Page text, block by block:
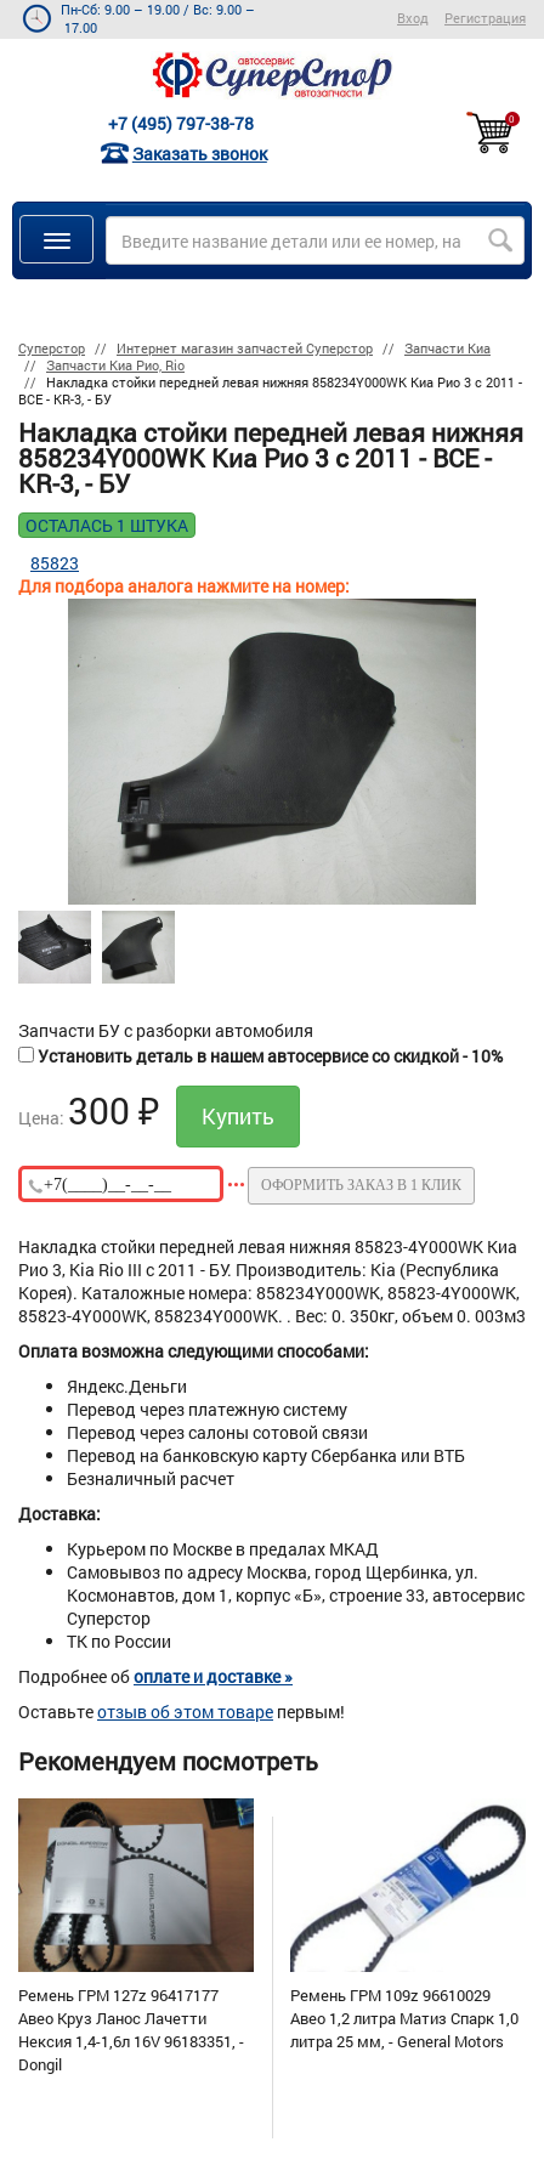
Пн-Сб: 9.00 – 19.00 / Вс: 9.00 –
17.00
Вход Регистрация
+7 (495) 797-38-78
Заказать звонок
0
Суперстор Интернет магазин запчастей Суперстор
Запчасти Киа
Запчасти Киа Рио, Rio
Накладка стойки передней левая нижняя 858234Y000WK Киа Рио 3 с 2011 -
ВСЕ - KR-3, - БУ
Накладка стойки передней левая нижняя
858234Y000WK Киа Рио 3 с 2011 - ВСЕ -
KR-3, - БУ
ОСТАЛАСЬ 1 ШТУКА
Для подбора аналога нажмите на номер:
85823
Запчасти БУ с разборки автомобиля
Установить деталь в нашем автосервисе со скидкой - 10%
Цена: 300 ₽
ОФОРМИТЬ ЗАКАЗ В 1 КЛИК
Накладка стойки передней левая нижняя 85823-4Y000WK Киа
Рио 3, Kia Rio III с 2011 - БУ. Производитель: Kia (Республика
Корея). Каталожные номера: 858234Y000WK, 85823-4Y000WK,
85823-4Y000WK, 858234Y000WK. . Вес: 0. 350кг, объем 0. 003м3
Оплата возможна следующими способами:
Яндекс.Деньги
Перевод через платежную систему
Перевод через салоны сотовой связи
Перевод на банковскую карту Сбербанка или ВТБ
Безналичный расчет
Доставка:
Курьером по Москве в предалах МКАД
Самовывоз по адресу Москва, город Щербинка, ул.
Космонавтов, дом 1, корпус «Б», строение 33, автосервис
Суперстор
ТК по России
Подробнее обоплате и доставке »
Оставьтеотзыв об этом товаре первым!
Рекомендуем посмотреть
Ремень ГРМ 127z 96417177
Авео Круз Ланос Лачетти
Нексия 1,4-1,6л 16V 96183351, -
Dongil
Ремень ГРМ 109z 96610029
Авео 1,2 литра Матиз Спарк 1,0
литра 25 мм, - General Motors